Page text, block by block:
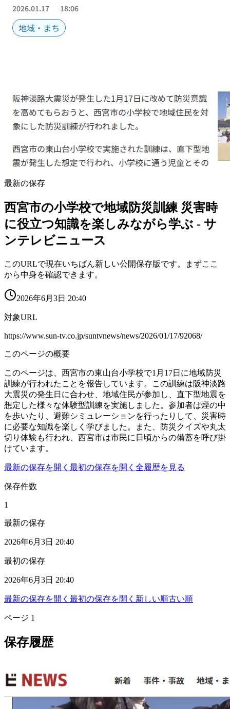
最新の保存
西宮市の小学校で地域防災訓練 災害時
に役立つ知識を楽しみながら学ぶ - サ
ンテレビニュース
このURLで現在いちばん新しい公開保存版です。まずここ
から中身を確認できます。
2026年6月3日 20:40
対象URL
https://www.sun-tv.co.jp/suntvnews/news/2026/01/17/92068/
このページの概要
このページは、西宮市の東山台小学校で1月17日に地域防災
訓練が行われたことを報告しています。この訓練は阪神淡路
大震災の発生日に合わせ、地域住民が参加し、直下型地震を
想定した様々な体験型訓練を実施しました。参加者は煙の中
を歩いたり、避難シミュレーションを行ったりして、災害時
に必要な知識を楽しく学びました。また、防災クイズや丸太
切り体験も行われ、西宮市は市民に日頃からの備蓄を呼び掛
けています。
最新の保存を開く 最初の保存を開く 全履歴を見る
保存件数
1
最新の保存
2026年6月3日 20:40
最初の保存
2026年6月3日 20:40
最新の保存を開く 最初の保存を開く 新しい順古い順
ページ 1
保存履歴